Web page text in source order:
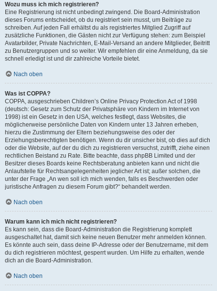
Wozu muss ich mich registrieren?
Eine Registrierung ist nicht unbedingt zwingend. Die Board-Administration
dieses Forums entscheidet, ob du registriert sein musst, um Beiträge zu
schreiben. Auf jeden Fall erhältst du als registriertes Mitglied Zugriff auf
zusätzliche Funktionen, die Gästen nicht zur Verfügung stehen: zum Beispiel
Avatarbilder, Private Nachrichten, E-Mail-Versand an andere Mitglieder, Beitritt
zu Benutzergruppen und so weiter. Wir empfehlen dir eine Anmeldung, da sie
schnell erledigt ist und dir zahlreiche Vorteile bietet.
Nach oben
Was ist COPPA?
COPPA, ausgeschrieben Children’s Online Privacy Protection Act of 1998
(deutsch: Gesetz zum Schutz der Privatsphäre von Kindern im Internet von
1998) ist ein Gesetz in den USA, welches festlegt, dass Websites, die
möglicherweise persönliche Daten von Kindern unter 13 Jahren erheben,
hierzu die Zustimmung der Eltern beziehungsweise des oder der
Erziehungsberechtigten benötigen. Wenn du dir unsicher bist, ob dies auf dich
oder die Website, auf der du dich zu registrieren versuchst, zutrifft, ziehe einen
rechtlichen Beistand zu Rate. Bitte beachte, dass phpBB Limited und der
Besitzer dieses Boards keine Rechtsberatung anbieten kann und nicht die
Anlaufstelle für Rechtsangelegenheiten jeglicher Art ist; außer solchen, die
unter der Frage „An wen soll ich mich wenden, falls es Beschwerden oder
juristische Anfragen zu diesem Forum gibt?“ behandelt werden.
Nach oben
Warum kann ich mich nicht registrieren?
Es kann sein, dass die Board-Administration die Registrierung komplett
ausgeschaltet hat, damit sich keine neuen Benutzer mehr anmelden können.
Es könnte auch sein, dass deine IP-Adresse oder der Benutzername, mit dem
du dich registrieren möchtest, gesperrt wurden. Um Hilfe zu erhalten, wende
dich an die Board-Administration.
Nach oben